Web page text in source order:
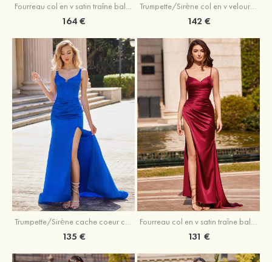
Fourreau col en v satin traîne balayage robe de bal
164 €
Trumpette/Sirène col en v velours paillettes traîne balayage robe de bal
142 €
Trumpette/Sirène cache coeur charmeuse traîne balayage robe de bal
135 €
Fourreau col en v satin traîne balayage robe de bal
131 €